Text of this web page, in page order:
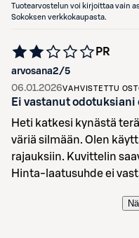
Tuotearvostelun voi kirjoittaa vain
Sokoksen verkkokaupasta.
arvosana2/5
PR
06.01.2026VAHVISTETTU
Ei vastanut odotuksiani
Heti katkesi kynästä
väriä silmään. Olen
rajauksiin. Kuvittelin
Hinta-laatusuhde ei